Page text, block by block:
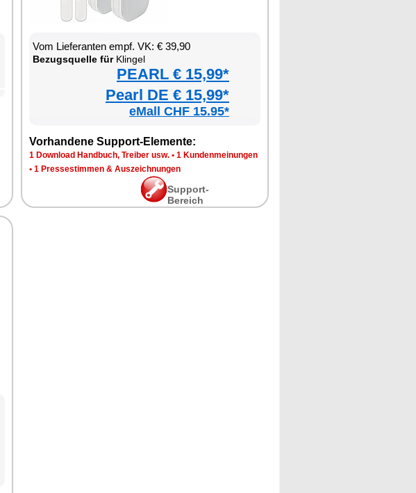
Vom Lieferanten empf. VK: € 39,90
Bezugsquelle fürKlingel
PEARL € 15,99*
Pearl DE € 15,99*
eMall CHF 15.95*
Vorhandene Support-Elemente:
1 Download Handbuch, Treiber usw. • 1 Kundenmeinungen
• 1 Pressestimmen & Auszeichnungen
Support-
Bereich